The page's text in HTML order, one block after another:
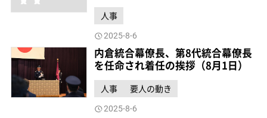
人事
2025-8-6
内倉統合幕僚長、第8代統合幕僚長
を任命され着任の挨拶（8月1日）
人事 要人の動き
2025-8-6